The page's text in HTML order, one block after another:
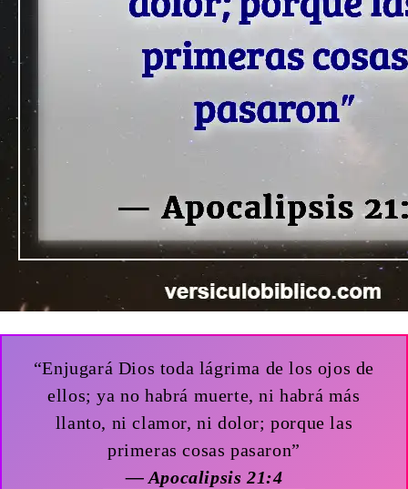
“Enjugará Dios toda lágrima de los ojos de
ellos; ya no habrá muerte, ni habrá más
llanto, ni clamor, ni dolor; porque las
primeras cosas pasaron”
— Apocalipsis 21:4